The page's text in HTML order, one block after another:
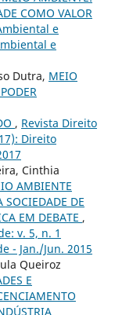
COMO VALOR
e
e
Dutra, MEIO
, Revista Direito
Direito
Cinthia
AMBIENTE
DE
EM DEBATE ,
v. 5, n. 1
- Jan./Jun. 2015
Queiroz
E